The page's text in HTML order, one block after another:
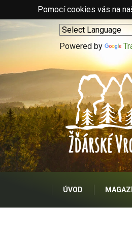
Pomocí cookies vás na
Powered by
ÚVOD